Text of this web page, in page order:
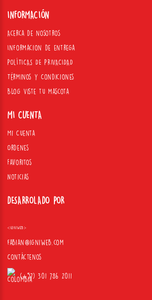
INFORMACIÓN
Acerca de nosotros
Informacion de entrega
POLÍTICAS DE PRIVACIDAD
Términos y Condiciones
Blog Viste tu mascota
MI CUENTA
Mi Cuenta
Ordenes
Favoritos
Noticias
DESARROLADO POR
<Igniweb>
fabian@igniweb.com
Contáctenos
(+57) 301 786 2011